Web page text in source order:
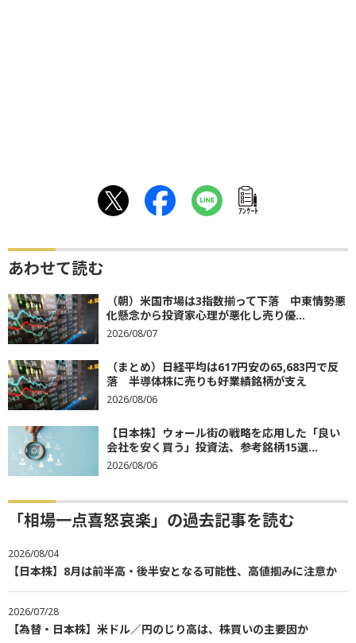
ｱﾝｹｰﾄ
あわせて読む
（朝）米国市場は3指数揃って下落 中東情勢悪
化懸念から投資家心理が悪化し売り優...
2026/08/07
（まとめ）日経平均は617円安の65,683円で反
落 半導体株に売りも好業績銘柄が支え
2026/08/06
【日本株】ウォール街の戦略を応用した「良い
会社を安く買う」投資法、参考銘柄15選...
2026/08/06
「相場一点喜怒哀楽」の過去記事を読む
2026/08/04
【日本株】8月は前半高・後半安となる可能性、高値掴みに注意か
2026/07/28
【為替・日本株】米ドル／円のじり高は、株買いの主要因か